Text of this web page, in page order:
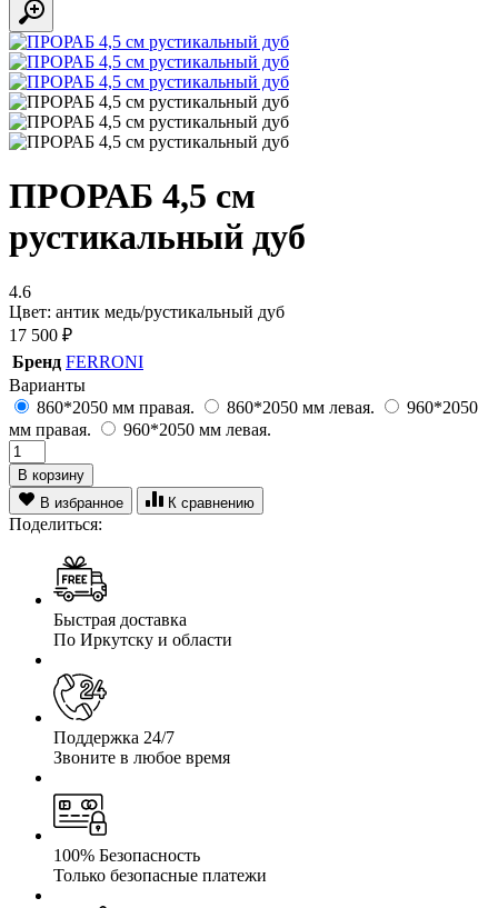
ПРОРАБ 4,5 см
рустикальный дуб
4.6
Цвет: антик медь/рустикальный дуб
17 500 ₽
Бренд FERRONI
Варианты
860*2050 мм правая.
860*2050 мм левая.
960*2050
мм правая.
960*2050 мм левая.
В корзину
В избранное
К сравнению
Поделиться:
Быстрая доставка
По Иркутску и области
Поддержка 24/7
Звоните в любое время
100% Безопасность
Только безопасные платежи